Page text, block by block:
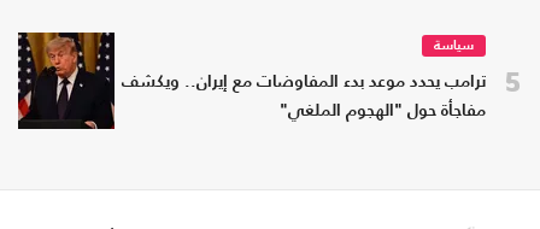
5
سياسة
ترامب يحدد موعد بدء المفاوضات مع إيران.. ويكشف
مفاجأة حول "الهجوم الملغي"